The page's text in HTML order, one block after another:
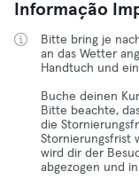
Informação
Bitte bring je
an das Wetter
Handtuch und
Buche deinen
Bitte beachte,
die
Stornierungsfrist
wird dir der
abgezogen und